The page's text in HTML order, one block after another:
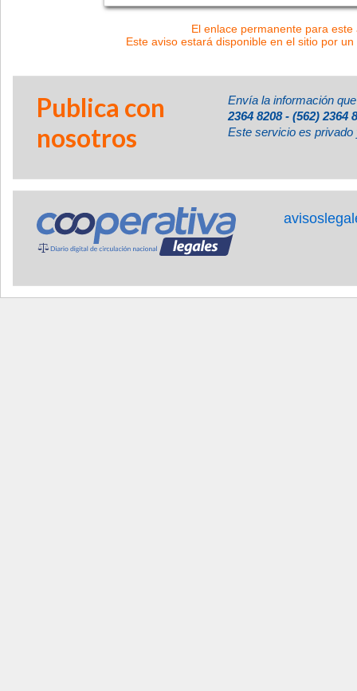
El enlace permanente para
Este aviso estará disponible en el sitio por
Publica con
nosotros
Envía la información
2364 8208 - (562) 2364
Este servicio es privado